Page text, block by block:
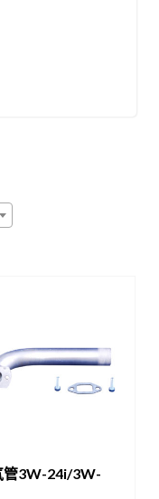
管3W-24i/3W-